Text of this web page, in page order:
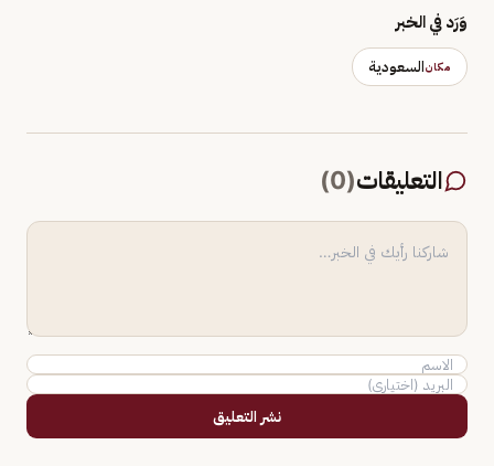
وَرَد في الخبر
مكانالسعودية
التعليقات(
0
)
نشر التعليق